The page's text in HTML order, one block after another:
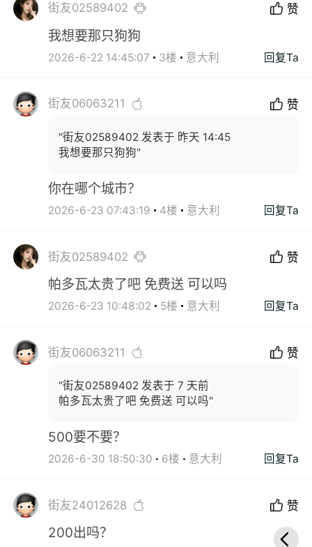
街友02589402 赞
我想要那只狗狗
2026-6-22 14:45:07 3楼 意大利 回复Ta
街友06063211 赞
"街友02589402 发表于 昨天 14:45
我想要那只狗狗"
你在哪个城市？
2026-6-23 07:43:19 4楼 意大利 回复Ta
街友02589402 赞
帕多瓦太贵了吧 免费送 可以吗
2026-6-23 10:48:02 5楼 意大利 回复Ta
街友06063211 赞
"街友02589402 发表于 7 天前
帕多瓦太贵了吧 免费送 可以吗"
500要不要？
2026-6-30 18:50:30 6楼 意大利 回复Ta
街友24012628 赞
200出吗？